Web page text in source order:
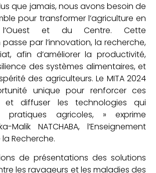
que jamais, nous avons besoin de
pour transformer l’agriculture en
et du Centre. Cette
par l’innovation, la recherche,
afin d’améliorer la productivité,
des systèmes alimentaires, et
des agriculteurs. Le MITA 2024
unique pour renforcer ces
et diffuser les technologies qui
pratiques agricoles, » exprime
Malik NATCHABA, l’Enseignement
Recherche.
de présentations des solutions
les ravageurs et les maladies des